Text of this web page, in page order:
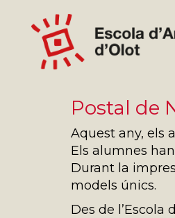
Postal de
Aquest any, els
Els alumnes
Durant la
models únics.
Des de